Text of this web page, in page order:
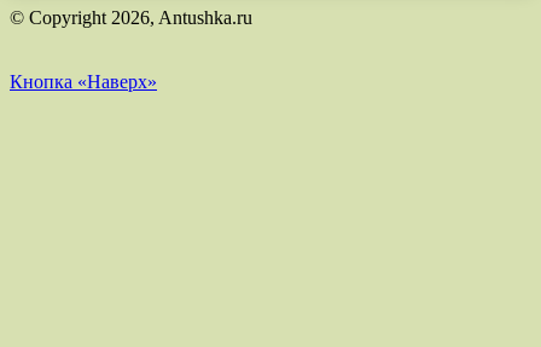
© Copyright 2026, Antushka.ru
Кнопка «Наверх»